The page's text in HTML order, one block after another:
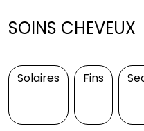
SOINS CHEVEUX
Solaires Fins